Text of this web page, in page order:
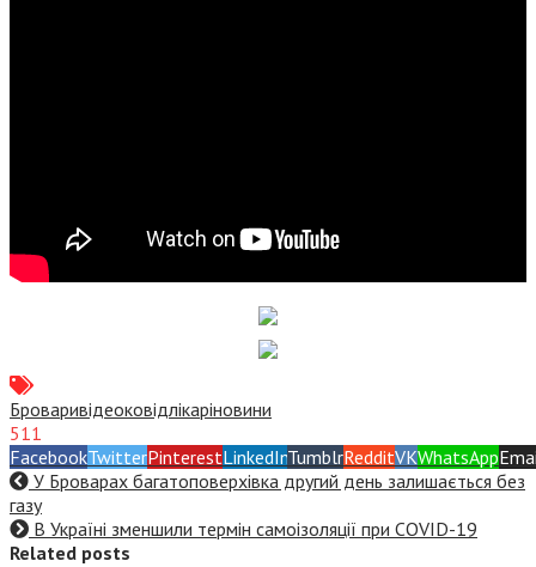
Броваривідеоковідлікаріновини
511
FacebookTwitterPinterestLinkedInTumblrRedditVKWhatsApp
У Броварах багатоповерхівка другий день залишається без
газу
В Україні зменшили термін самоізоляції при COVID-19
Related posts